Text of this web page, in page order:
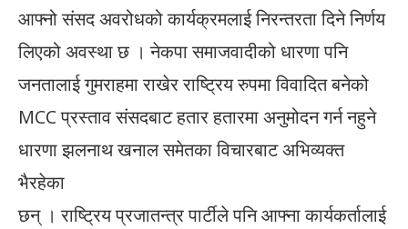
आफ्नो संसद अवरोधको कार्यक्रमलाई निरन्तरता दिने निर्णय
लिएको अवस्था छ । नेकपा समाजवादीको धारणा पनि
जनतालाई गुमराहमा राखेर राष्ट्रिय रुपमा विवादित बनेको
MCC प्रस्ताव संसदबाट हतार हतारमा अनुमोदन गर्न नहुने
धारणा झलनाथ खनाल समेतका विचारबाट अभिव्यक्त
भैरहेका
छन् । राष्ट्रिय प्रजातन्त्र पार्टीले पनि आफ्ना कार्यकर्तालाई